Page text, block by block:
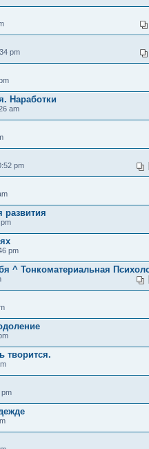
pm
Наработки
am
pm
развития
pm
^ Тонкоматериальная
творится.